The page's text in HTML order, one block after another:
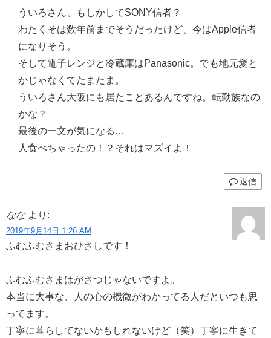
ういろさん、もしかしてSONY信者？
わたくそは数年前までそうだったけど、今はApple信者
になりそう。
そして電子レンジと冷蔵庫はPanasonic。でも地元愛と
かじゃなくてたまたま。
ういろさん大阪にも居たことあるんですね。転勤族なの
かな？
最後の一文が気になる…
人食べちゃったの！？それはマズイよ！
返信
なな より:
2019年9月14日 1:26 AM
ふむふむさまおひさしです！
ふむふむさまはがさつじゃないですよ。
本当に大事な、人の心の機微がわかってる人だといつも思
ってます。
丁寧に暮らしてないかもしれないけど（笑）丁寧に生きて